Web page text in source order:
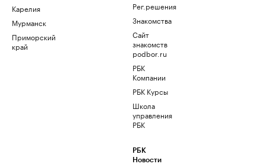
Карелия
Мурманск
Приморский
край
Рег.решения
Знакомства
Сайт
знакомств
podbor.ru
РБК
Компании
РБК Курсы
Школа
управления
РБК
РБК
Новости